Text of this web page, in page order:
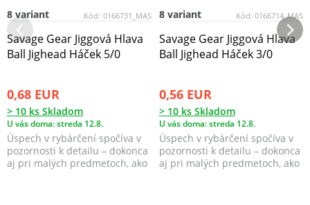
Kód: 0166731_MAS
8 variant
Savage Gear Jiggová Hlava
Ball Jighead Háček 5/0
0,68 EUR
> 10 ks Skladom
U vás doma: streda 12.8.
Úspech v rybárčení spočíva v
pozornosti k detailu – dokonca
aj pri malých predmetoch, ako
Kód: 0166714_MAS
8 variant
Savage Gear Jiggová Hlava
Ball Jighead Háček 3/0
0,56 EUR
> 10 ks Skladom
U vás doma: streda 12.8.
Úspech v rybárčení spočíva v
pozornosti k detailu – dokonca
aj pri malých predmetoch, ako